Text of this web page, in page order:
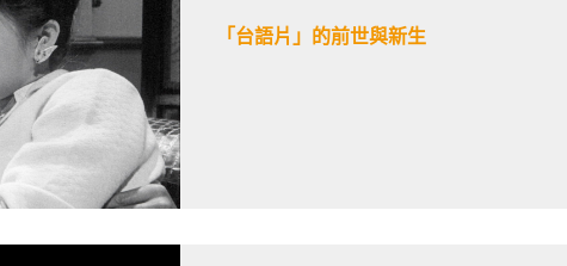
「台語片」的前世與新生